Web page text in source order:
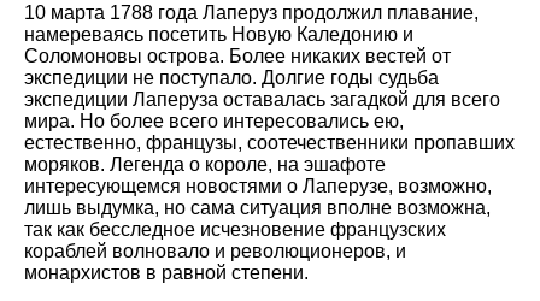
10 марта 1788 года Лаперуз продолжил плавание,
намереваясь посетить Новую Каледонию и
Соломоновы острова. Более никаких вестей от
экспедиции не поступало. Долгие годы судьба
экспедиции Лаперуза оставалась загадкой для всего
мира. Но более всего интересовались ею,
естественно, французы, соотечественники пропавших
моряков. Легенда о короле, на эшафоте
интересующемся новостями о Лаперузе, возможно,
лишь выдумка, но сама ситуация вполне возможна,
так как бесследное исчезновение французских
кораблей волновало и революционеров, и
монархистов в равной степени.